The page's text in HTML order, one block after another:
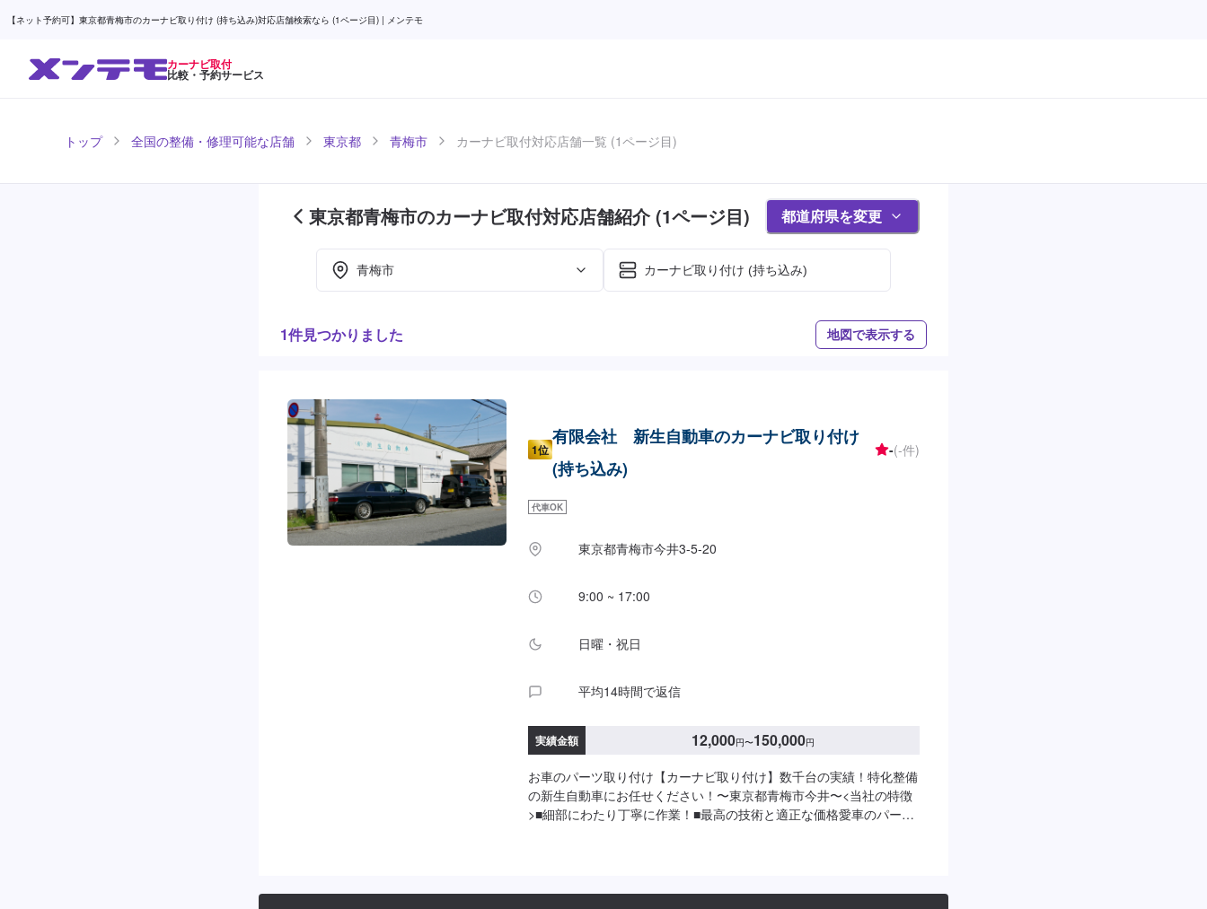
【ネット予約可】東京都青梅市のカーナビ取り付け (持ち込み)対応店舗検索なら (1ページ目) | メンテモ
カーナビ取付
比較・予約サービス
トップ 全国の整備・修理可能な店舗 東京都 青梅市 カーナビ取付対応店舗一覧 (1ページ目)
東京都青梅市のカーナビ取付対応店舗紹介 (1ページ目) 都道府県を変更
青梅市 カーナビ取り付け (持ち込み)
1件見つかりました 地図で表示する
1位
有限会社 新生自動車のカーナビ取り付け
(持ち込み)
-(-件)
代車OK
東京都青梅市今井3-5-20
9:00 ~ 17:00
日曜・祝日
平均14時間で返信
実績金額 12,000円〜150,000円
お車のパーツ取り付け【カーナビ取り付け】数千台の実績！特化整備
の新生自動車にお任せください！〜東京都青梅市今井〜<当社の特徴
>■細部にわたり丁寧に作業！■最高の技術と適正な価格愛車のパーツ
す！ご希望の方はパーツ詳細やお車の情報をオファーにてお送りいた